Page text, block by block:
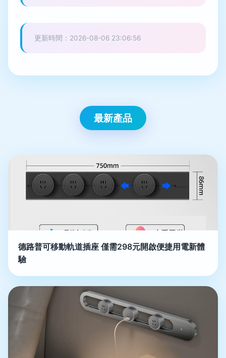
更新時間：2026-08-06 23:06:56
最新產品
德路普可移動軌道插座 僅需298元開啟便捷用電新體
驗